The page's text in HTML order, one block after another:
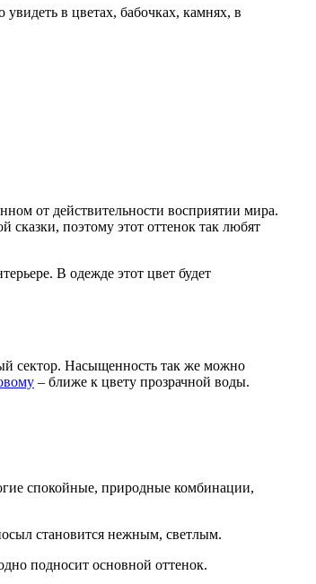
в цветах, бабочках, камнях, в
от действительности восприятии мира.
сказки, поэтому этот оттенок так любят
В одежде этот цвет будет
сектор. Насыщенность так же можно
– ближе к цвету прозрачной воды.
спокойные, природные комбинации,
становится нежным, светлым.
подносит основной оттенок.